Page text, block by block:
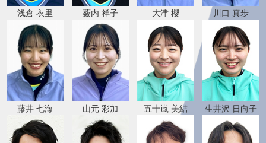
浅倉 衣里 薮内 祥子 大津 櫻 川口 真歩
藤井 七海 山元 彩加 五十嵐 美結 生井沢 日向子